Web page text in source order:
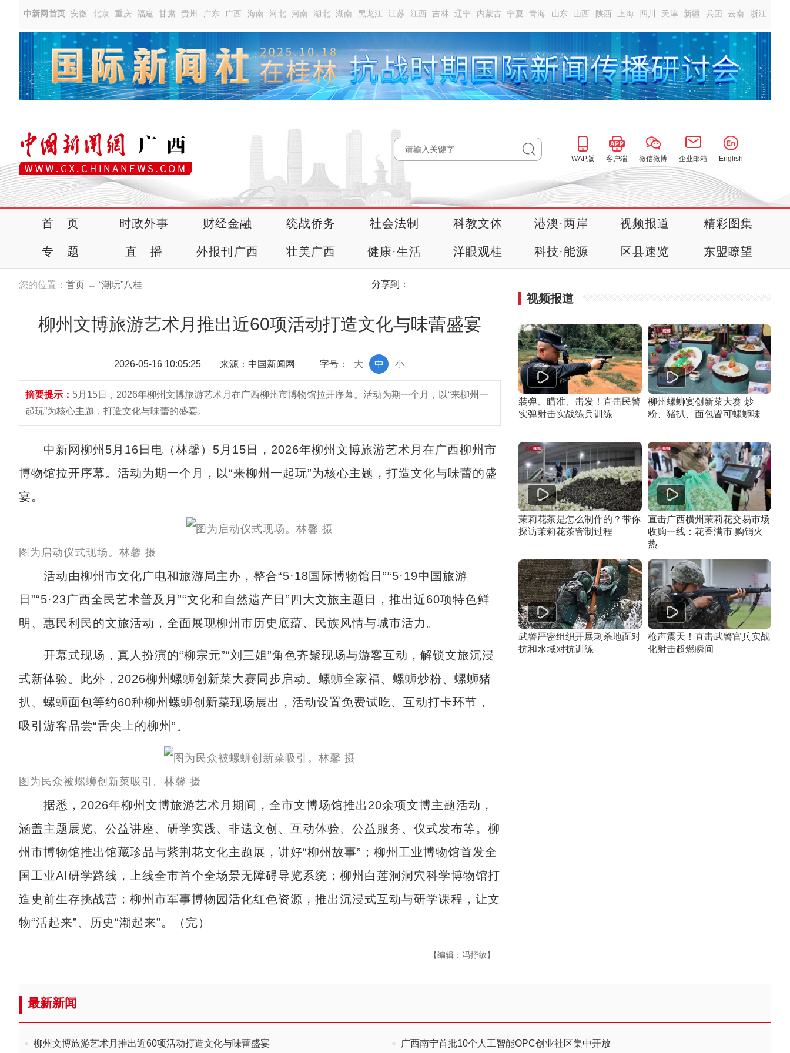
中新网首页 安徽 北京 重庆 福建 甘肃 贵州 广东 广西 海南 河北 河南 湖北 湖南 黑龙江 江苏 江西 吉林 辽宁 内蒙古 宁夏 青海 山东 山西 陕西 上海 四川 天津 新疆 兵团 云南 浙江
WAP版 客户端 微信微博 企业邮箱 English
首 页 时政外事 财经金融 统战侨务 社会法制 科教文体 港澳·两岸 视频报道 精彩图集
专 题 直 播 外报刊广西 壮美广西 健康·生活 洋眼观桂 科技·能源 区县速览 东盟瞭望
您的位置： 首页 → “潮玩”八桂 分享到：
柳州文博旅游艺术月推出近60项活动打造文化与味蕾盛宴
2026-05-16 10:05:25 来源：中国新闻网 字号： 小
中
大
摘要提示： 5月15日，2026年柳州文博旅游艺术月在广西柳州市博物馆拉开序幕。活动为期一个月，以“来柳州一
起玩”为核心主题，打造文化与味蕾的盛宴。
中新网柳州5月16日电（林馨）5月15日，2026年柳州文博旅游艺术月在广西柳州市
博物馆拉开序幕。活动为期一个月，以“来柳州一起玩”为核心主题，打造文化与味蕾的盛
宴。
图为启动仪式现场。林馨 摄
活动由柳州市文化广电和旅游局主办，整合“5·18国际博物馆日”“5·19中国旅游
日”“5·23广西全民艺术普及月”“文化和自然遗产日”四大文旅主题日，推出近60项特色鲜
明、惠民利民的文旅活动，全面展现柳州市历史底蕴、民族风情与城市活力。
开幕式现场，真人扮演的“柳宗元”“刘三姐”角色齐聚现场与游客互动，解锁文旅沉浸
式新体验。此外，2026柳州螺蛳创新菜大赛同步启动。螺蛳全家福、螺蛳炒粉、螺蛳猪
扒、螺蛳面包等约60种柳州螺蛳创新菜现场展出，活动设置免费试吃、互动打卡环节，
吸引游客品尝“舌尖上的柳州”。
图为民众被螺蛳创新菜吸引。林馨 摄
据悉，2026年柳州文博旅游艺术月期间，全市文博场馆推出20余项文博主题活动，
涵盖主题展览、公益讲座、研学实践、非遗文创、互动体验、公益服务、仪式发布等。柳
州市博物馆推出馆藏珍品与紫荆花文化主题展，讲好“柳州故事”；柳州工业博物馆首发全
国工业AI研学路线，上线全市首个全场景无障碍导览系统；柳州白莲洞洞穴科学博物馆打
造史前生存挑战营；柳州市军事博物园活化红色资源，推出沉浸式互动与研学课程，让文
物“活起来”、历史“潮起来”。（完）
【编辑：冯抒敏】
视频报道
装弹、瞄准、击发！直击民警
实弹射击实战练兵训练
柳州螺蛳宴创新菜大赛 炒
粉、猪扒、面包皆可螺蛳味
茉莉花茶是怎么制作的？带你
探访茉莉花茶窨制过程
直击广西横州茉莉花交易市场
收购一线：花香满市 购销火
热
武警严密组织开展刺杀地面对
抗和水域对抗训练
枪声震天！直击武警官兵实战
化射击超燃瞬间
最新新闻
柳州文博旅游艺术月推出近60项活动打造文化与味蕾盛宴 广西南宁首批10个人工智能OPC创业社区集中开放